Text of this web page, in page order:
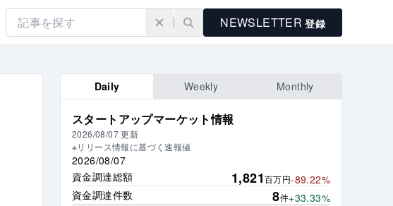
NEWSLETTER 登録
Daily Weekly Monthly
スタートアップマーケット情報
2026/08/07 更新
※リリース情報に基づく速報値
2026/08/07
資金調達総額
1,821百万円-89.22%
資金調達件数
8件+33.33%